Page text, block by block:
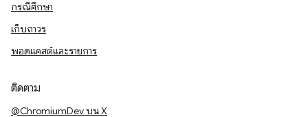
กรณีศึกษา
เก็บถาวร
พอดแคสต์และรายการ
ติดตาม
@ChromiumDev บน X